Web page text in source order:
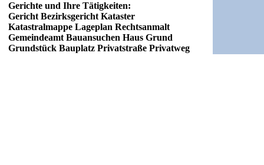
Gerichte und Ihre Tätigkeiten:
Gericht Bezirksgericht Kataster
Katastralmappe Lageplan Rechtsanmalt
Gemeindeamt Bauansuchen Haus Grund
Grundstück Bauplatz Privatstraße Privatweg